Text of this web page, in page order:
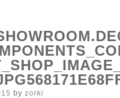
by zorki